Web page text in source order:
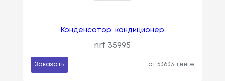
Конденсатор, кондиционер
nrf 35995
Заказать от 53633 тенге